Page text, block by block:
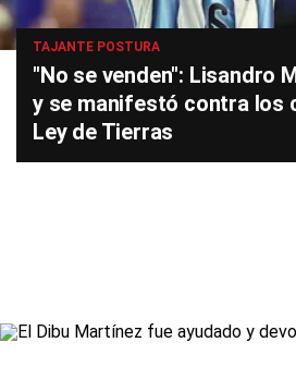
TAJANTE POSTURA
"No se venden": Lisandro
y se manifestó contra los
Ley de Tierras